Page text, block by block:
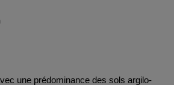
une prédominance des sols argilo-